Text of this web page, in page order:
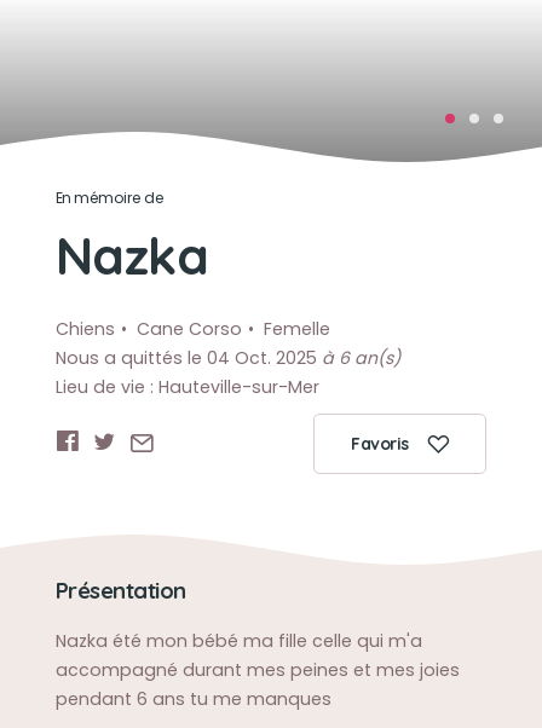
En mémoire de
Nazka
Chiens Cane Corso
Femelle
Nous a quittés le 04 Oct. 2025 à 6 an(s)
Lieu de vie : Hauteville-sur-Mer
Favoris
Présentation
Nazka été mon bébé ma fille celle qui m'a
accompagné durant mes peines et mes joies
pendant 6 ans tu me manques